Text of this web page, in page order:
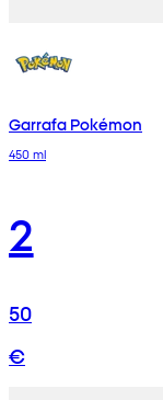
Garrafa Pokémon
450 ml
2
50
€